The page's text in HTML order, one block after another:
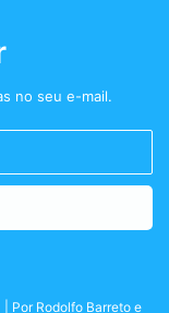
no seu e-mail.
| Por Rodolfo Barreto e